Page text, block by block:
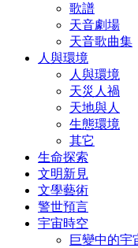
歌譜
天音劇場
天音歌曲集
人與環境
人與環境
天災人禍
天地與人
生態環境
其它
生命探索
文明新見
文學藝術
警世預言
宇宙時空
巨變中的宇